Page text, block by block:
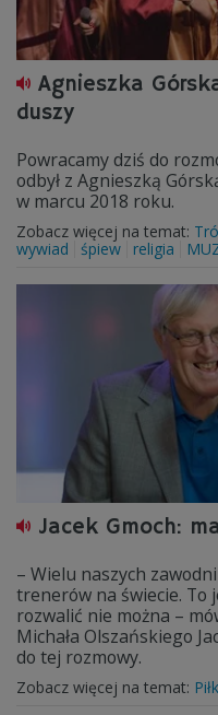
Agnieszka
duszy
Powracamy dziś do
odbył z Agnieszką
w marcu 2018 roku.
Zobacz więcej na temat:
wywiad
śpiew religia
Jacek Gmoch:
– Wielu naszych
trenerów na świecie. To
rozwalić nie można –
Michała Olszańskiego
do tej rozmowy.
Zobacz więcej na temat: